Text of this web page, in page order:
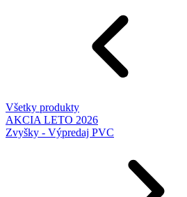
Všetky produkty
AKCIA LETO 2026
Zvyšky - Výpredaj PVC